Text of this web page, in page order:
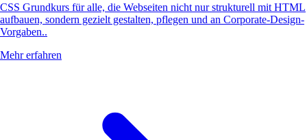
CSS Grundkurs für alle, die Webseiten nicht nur strukturell mit HTML
aufbauen, sondern gezielt gestalten, pflegen und an Corporate-Design-
Vorgaben..
Mehr erfahren